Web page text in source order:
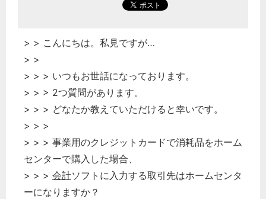
> > こんにちは。私見ですが…
> >
> > > いつもお世話になっております。
> > > 2つ質問があります。
> > > どなたか教えていただけると幸いです。
> > >
> > > 事業用のクレジットカードで消耗品をホーム
センターで購入した場合、
> > > 会計ソフトに入力する取引先はホームセンタ
ーになりますか？